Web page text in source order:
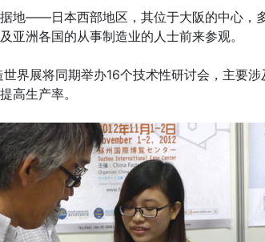
――日本西部地区，其位于大阪的中心，
亚洲各国的从事制造业的人士前来参观。
展将同期举办16个技术性研讨会，主要涉
高生产率。